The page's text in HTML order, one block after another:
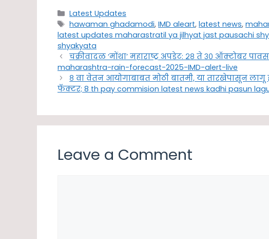
Categories
Latest Updates
Tags
hawaman ghadamodi,IMD aleart,latest news,
latest updates maharastratil ya jilhyat jast pausachi
shyakyata
चक्रीवादळ ‘मोंथा’ महाराष्ट्र अपडेट: २८ ते ३० ऑक्टोबर
maharashtra-rain-forecast-2025-IMD-alert-live
८ वा वेतन आयोगाबाबत मोठी बातमी, या तारखेपासून
फॅक्टर; 8 th pay commision latest news kadhi pasun
Leave a Comment